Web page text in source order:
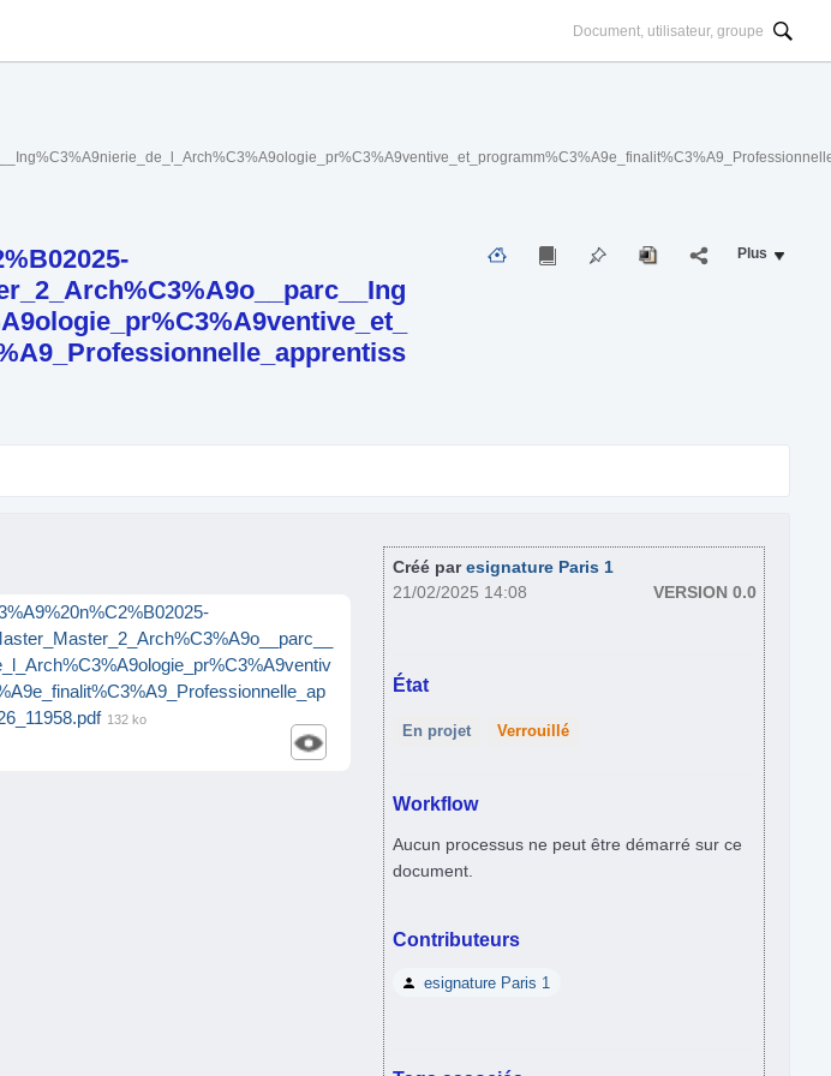
Plus
132 ko
Créé paresignature Paris 1
21/02/2025 14:08
VERSION 0.0
État
En projet Verrouillé
Workflow
Aucun processus ne peut être démarré sur ce
document.
Contributeurs
esignature Paris 1